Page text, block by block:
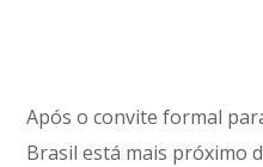
Após o convite formal
Brasil está mais próximo